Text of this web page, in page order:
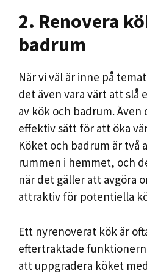
2. Renovera
badrum
När vi väl är inne på
det även vara värt att slå
av kök och badrum.
effektiv sätt för att öka
Köket och badrum är två
rummen i hemmet, och
när det gäller att avgöra
attraktiv för potentiella
Ett nyrenoverat kök är
eftertraktade
att uppgradera köket